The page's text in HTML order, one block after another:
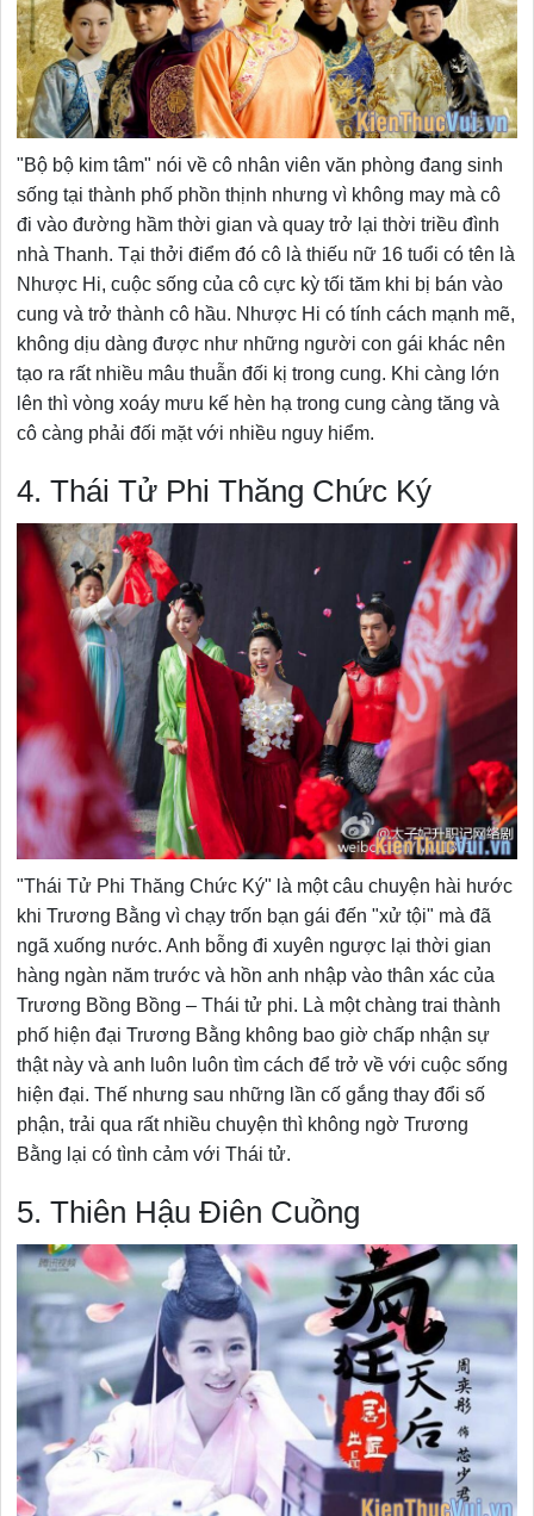
"Bộ bộ kim tâm" nói về cô nhân viên văn phòng đang sinh
sống tại thành phố phồn thịnh nhưng vì không may mà cô
đi vào đường hầm thời gian và quay trở lại thời triều đình
nhà Thanh. Tại thởi điểm đó cô là thiếu nữ 16 tuổi có tên là
Nhược Hi, cuộc sống của cô cực kỳ tối tăm khi bị bán vào
cung và trở thành cô hầu. Nhược Hi có tính cách mạnh mẽ,
không dịu dàng được như những người con gái khác nên
tạo ra rất nhiều mâu thuẫn đối kị trong cung. Khi càng lớn
lên thì vòng xoáy mưu kế hèn hạ trong cung càng tăng và
cô càng phải đối mặt với nhiều nguy hiểm.
4. Thái Tử Phi Thăng Chức Ký
"Thái Tử Phi Thăng Chức Ký" là một câu chuyện hài hước
khi Trương Bằng vì chạy trốn bạn gái đến "xử tội" mà đã
ngã xuống nước. Anh bỗng đi xuyên ngược lại thời gian
hàng ngàn năm trước và hồn anh nhập vào thân xác của
Trương Bồng Bồng – Thái tử phi. Là một chàng trai thành
phố hiện đại Trương Bằng không bao giờ chấp nhận sự
thật này và anh luôn luôn tìm cách để trở về với cuộc sống
hiện đại. Thế nhưng sau những lần cố gắng thay đổi số
phận, trải qua rất nhiều chuyện thì không ngờ Trương
Bằng lại có tình cảm với Thái tử.
5. Thiên Hậu Điên Cuồng